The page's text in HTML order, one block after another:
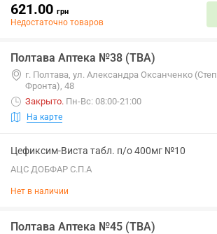
621.00 грн
Недостаточно товаров
Полтава Аптека №38 (ТВА)
г. Полтава, ул. Александра Оксанченко
Фронта), 48
Закрыто. Пн-Вс: 08:00-21:00
На карте
Цефиксим-Виста табл. п/о 400мг №10
АЦС ДОБФАР С.П.А
Нет в наличии
Полтава Аптека №45 (ТВА)